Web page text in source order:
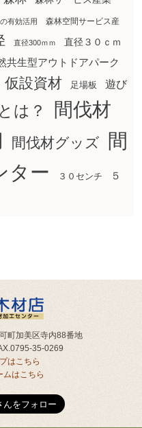
有効活用 森林空間サービス産
直径300ｍｍ 直径３０ｃｍ
共生型アウトドアパーク
仮設資材 足場板 遊び
は？
間伐材
間伐材グッズ
間
ター
３０センチ
５
町加美区寺内88番地
35-0269
はこちら
ムはこちら